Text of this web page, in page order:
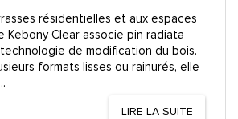
résidentielles et aux espaces
Kebony Clear associe pin radiata
de modification du bois.
formats lisses ou rainurés, elle
LIRE LA SUITE